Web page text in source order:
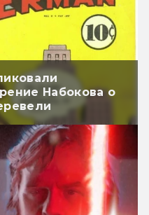
Набокова о